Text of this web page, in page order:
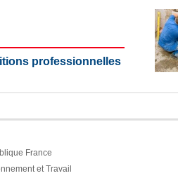
professionnelles
France
et Travail